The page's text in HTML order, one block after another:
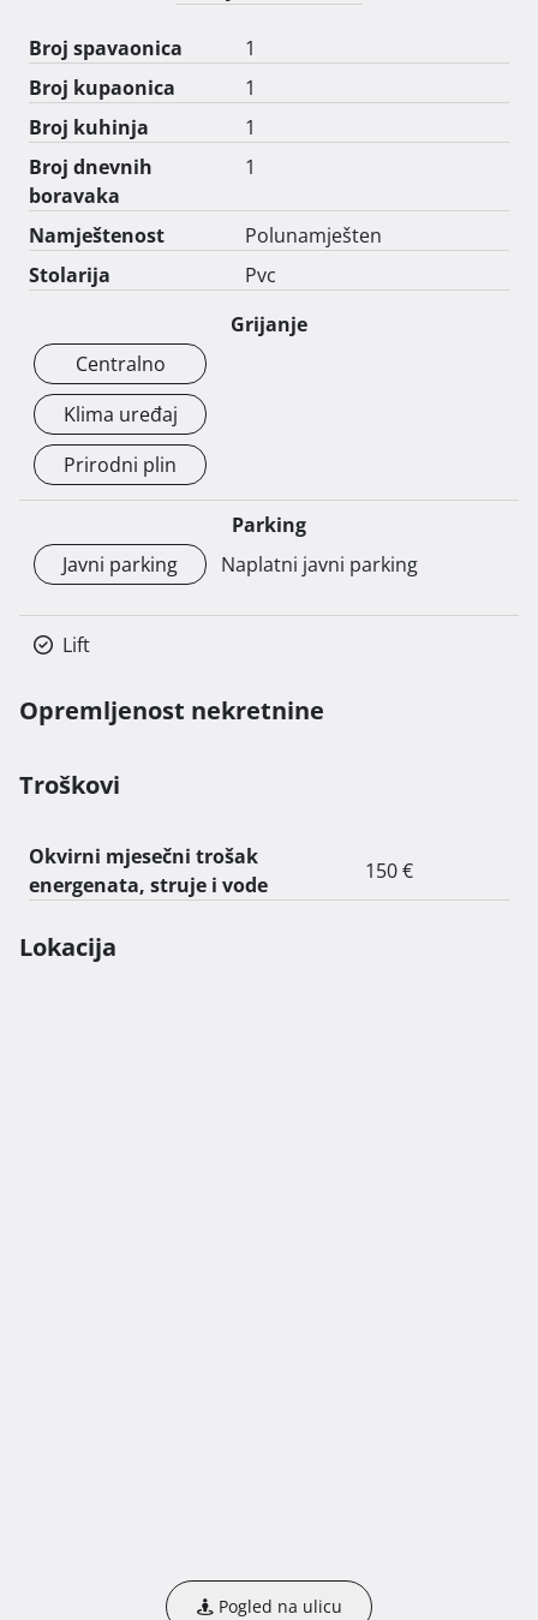
Broj spavaonica
1
Broj kupaonica
1
Broj kuhinja
1
Broj dnevnih
boravaka
1
Namještenost
Polunamješten
Stolarija
Pvc
Grijanje
Centralno
Klima uređaj
Prirodni plin
Parking
Javni parking
Naplatni javni parking
Lift
Opremljenost nekretnine
Troškovi
Okvirni mjesečni trošak
energenata, struje i vode
150 €
Lokacija
Pogled na ulicu